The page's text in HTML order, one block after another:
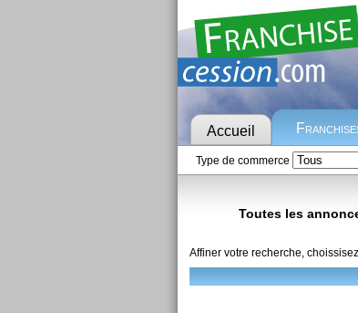
Accueil
Type de commerce
Toutes les
Affiner votre recherche,